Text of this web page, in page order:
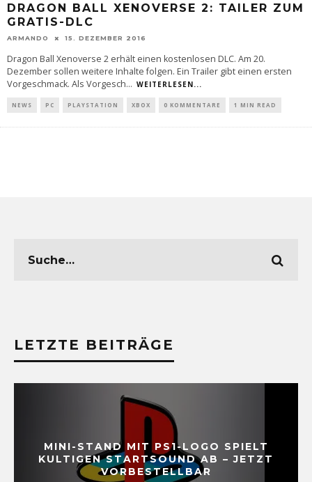
DRAGON BALL XENOVERSE 2: TAILER ZUM
GRATIS-DLC
ARMANDO 15. DEZEMBER 2016
Dragon Ball Xenoverse 2 erhält einen kostenlosen DLC. Am 20.
Dezember sollen weitere Inhalte folgen. Ein Trailer gibt einen ersten
Vorgeschmack. Als Vorgesch... WEITERLESEN...
NEWS PC PLAYSTATION XBOX 0 KOMMENTARE 1 MIN READ
LETZTE BEITRÄGE
MINI-STAND MIT PS1-LOGO SPIELT
KULTIGEN STARTSOUND AB – JETZT
VORBESTELLBAR